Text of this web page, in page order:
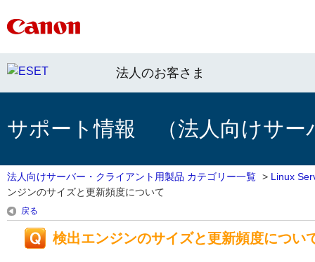
法人のお客さま
サポート情報 （法人向けサー
法人向けサーバー・クライアント用製品 カテゴリー一覧 > Linux
ンジンのサイズと更新頻度について
戻る
検出エンジンのサイズと更新頻度につい